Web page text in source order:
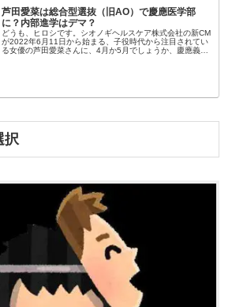
芦田愛菜は総合型選抜（旧AO）で慶應医学部
に？内部進学はデマ？
どうも、ヒロシです。シオノギヘルスケア株式会社の新CM
が2022年6月11日から始まる、子役時代から注目されてい
る女優の芦田愛菜さんに、4月か5月でしょうか、慶應義塾
択